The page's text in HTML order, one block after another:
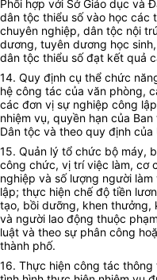
Phối hợp với Sở Giáo dục và
dân tộc thiểu số vào học các
chuyên nghiệp, dân tộc nội
dương, tuyên dương học
dân tộc thiểu số đạt kết quả
14. Quy định cụ thể chức
hệ công tác của văn phòng,
các đơn vị sự nghiệp công
nhiệm vụ, quyền hạn của
Dân tộc và theo quy định
15. Quản lý tổ chức bộ máy,
công chức, vị trí việc làm, cơ
nghiệp và số lượng người
lập; thực hiện chế độ tiền
tạo, bồi dưỡng, khen
và người lao động thuộc
luật và theo sự phân công
thành phố.
16. Thực hiện công tác